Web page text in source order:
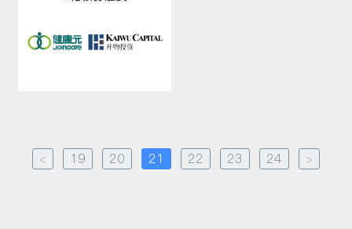
< 19 20 21 22 23 24 >